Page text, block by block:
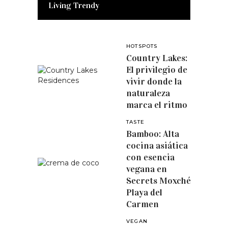
Living Trendy
HOTSPOTS
Country Lakes:
El privilegio de
vivir donde la
naturaleza
marca el ritmo
TASTE
Bamboo: Alta
cocina asiática
con esencia
vegana en
Secrets Moxché
Playa del
Carmen
VEGAN